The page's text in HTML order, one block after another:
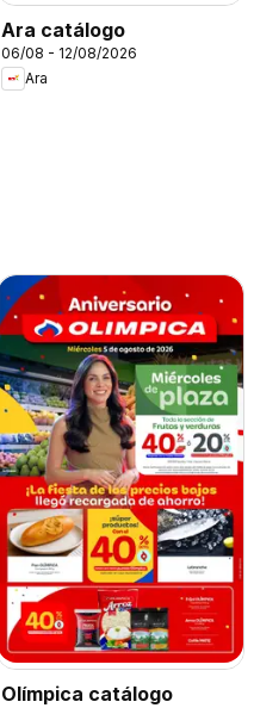
Ara catálogo
06/08 - 12/08/2026
Ara
Olímpica catálogo